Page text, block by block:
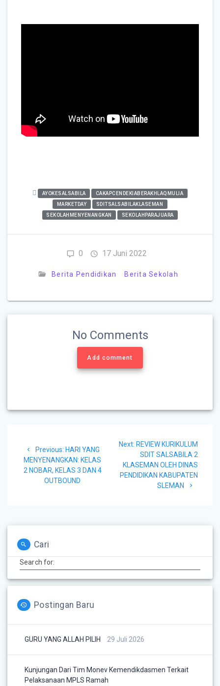
AYOKESALSABILA
CAKAPCENDEKIABERAKHLAQMULIA
MARKETDAY
SDITSALSABILAKLASEMAN
SEKOLAHMENYENANGKAN
SEKOLAHPARAJUARA
0 17 Juni 2022
Berita Pendidikan Berita Sekolah
No Comments
Add comment
Previous: HARI YANG
MENYENANGKAN: KELAS
2 NOBAR, KELAS 3 DAN 4
OUTBOUND
Next: REVIEW KURIKULUM
SDIT SALSABILA 2
KLASEMAN OLEH DINAS
PENDIDIKAN KABUPATEN
SLEMAN
Cari
Search for:
Postingan Baru
GURU YANG ALLAH PILIH 29 Juli 2026
Kunjungan Dari Tim Monev Kemendikdasmen Terkait
Pelaksanaan MPLS Ramah